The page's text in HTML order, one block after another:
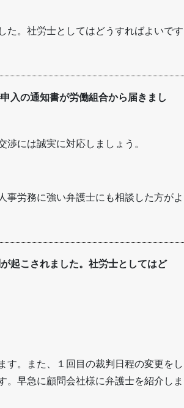
た。社労士としてはどうすればよいです
入の通知書が労働組合から届きまし
には誠実に対応しましょう。
事労務に強い弁護士にも相談した方がよ
起こされました。社労士としてはど
す。また、１回目の裁判日程の変更をし
。早急に顧問会社様に弁護士を紹介しま